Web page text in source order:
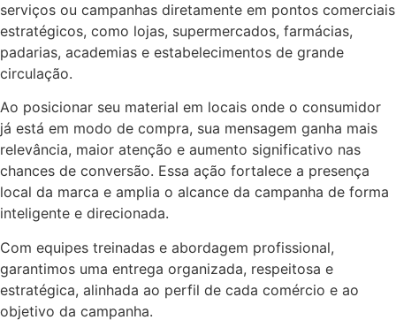
serviços ou campanhas diretamente em pontos comerciais
estratégicos, como lojas, supermercados, farmácias,
padarias, academias e estabelecimentos de grande
circulação.
Ao posicionar seu material em locais onde o consumidor
já está em modo de compra, sua mensagem ganha mais
relevância, maior atenção e aumento significativo nas
chances de conversão. Essa ação fortalece a presença
local da marca e amplia o alcance da campanha de forma
inteligente e direcionada.
Com equipes treinadas e abordagem profissional,
garantimos uma entrega organizada, respeitosa e
estratégica, alinhada ao perfil de cada comércio e ao
objetivo da campanha.